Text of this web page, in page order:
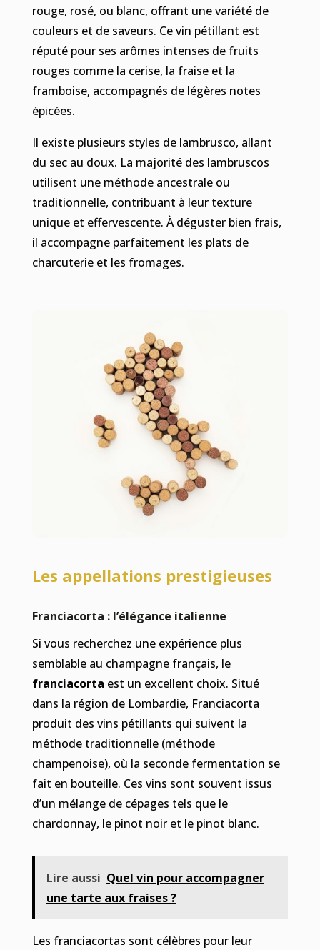
rouge, rosé, ou blanc, offrant une variété de
couleurs et de saveurs. Ce vin pétillant est
réputé pour ses arômes intenses de fruits
rouges comme la cerise, la fraise et la
framboise, accompagnés de légères notes
épicées.
Il existe plusieurs styles de lambrusco, allant
du sec au doux. La majorité des lambruscos
utilisent une méthode ancestrale ou
traditionnelle, contribuant à leur texture
unique et effervescente. À déguster bien frais,
il accompagne parfaitement les plats de
charcuterie et les fromages.
Les appellations prestigieuses
Franciacorta : l’élégance italienne
Si vous recherchez une expérience plus
semblable au champagne français, le
franciacorta est un excellent choix. Situé
dans la région de Lombardie, Franciacorta
produit des vins pétillants qui suivent la
méthode traditionnelle (méthode
champenoise), où la seconde fermentation se
fait en bouteille. Ces vins sont souvent issus
d’un mélange de cépages tels que le
chardonnay, le pinot noir et le pinot blanc.
Lire aussi Quel vin pour accompagner
une tarte aux fraises ?
Les franciacortas sont célèbres pour leur